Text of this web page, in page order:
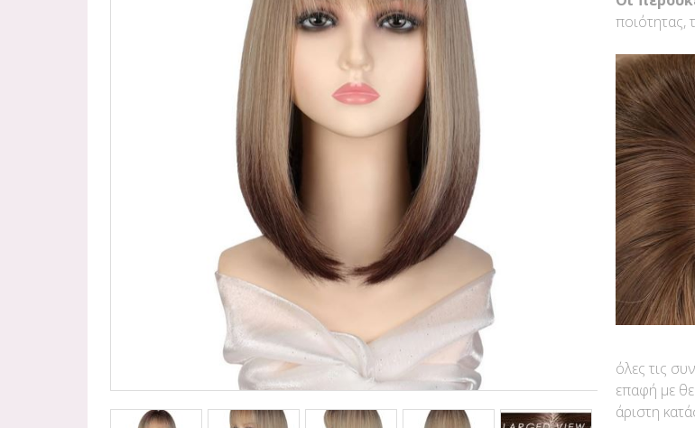
MAKE UP
ποιότητας,
όλες τις
επαφή με
άριστη